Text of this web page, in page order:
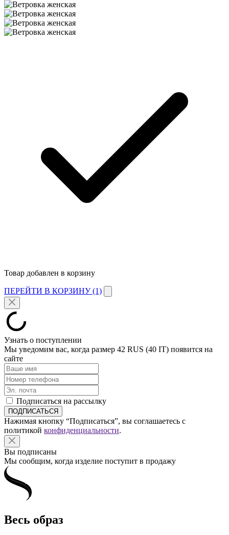
Товар добавлен в корзину
ПЕРЕЙТИ В КОРЗИНУ (1)
Узнать о поступлении
Мы уведомим вас, когда размер 42 RUS (40 IT) появится на
сайте
Подписаться на рассылку
Нажимая кнопку “Подписаться”, вы соглашаетесь с
политикой конфиденциальности.
Вы подписаны
Мы сообщим, когда изделие поступит в продажу
Весь образ